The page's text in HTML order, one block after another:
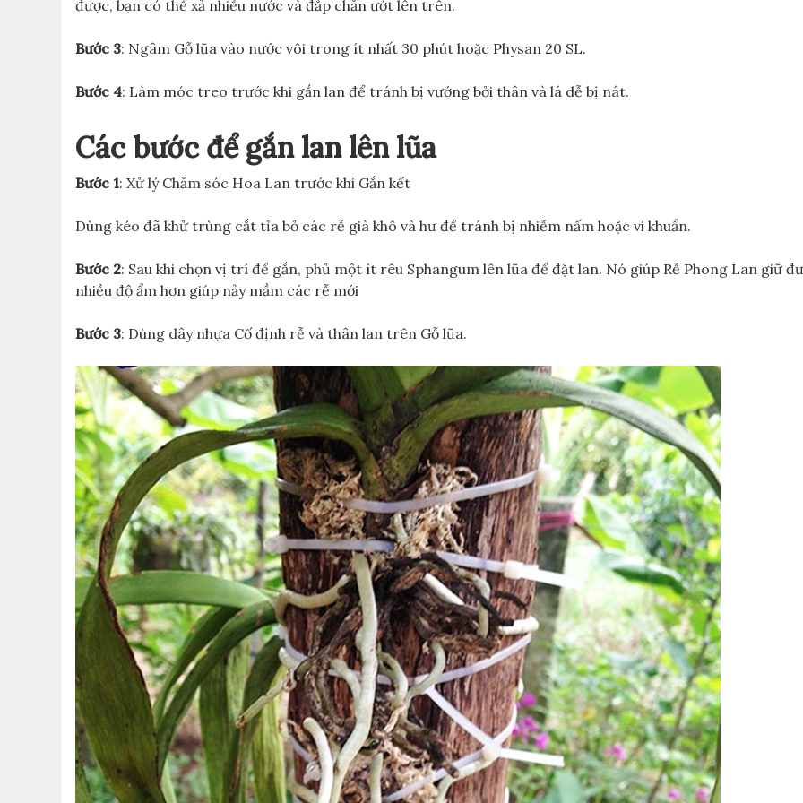
được, bạn có thể xả nhiều nước và đắp chăn ướt lên trên.
Bước 3: Ngâm Gỗ lũa vào nước vôi trong ít nhất 30 phút hoặc Physan 20 SL.
Bước 4: Làm móc treo trước khi gắn lan để tránh bị vướng bởi thân và lá dễ bị nát.
Các bước để gắn lan lên lũa
Bước 1: Xử lý Chăm sóc Hoa Lan trước khi Gắn kết
Dùng kéo đã khử trùng cắt tỉa bỏ các rễ già khô và hư để tránh bị nhiễm nấm hoặc vi khuẩn.
Bước 2: Sau khi chọn vị trí để gắn, phủ một ít rêu Sphangum lên lũa để đặt lan. Nó giúp Rễ Phong Lan giữ
nhiều độ ẩm hơn giúp nảy mầm các rễ mới
Bước 3: Dùng dây nhựa Cố định rễ và thân lan trên Gỗ lũa.